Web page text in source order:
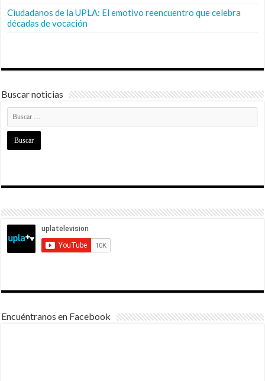
Ciudadanos de la UPLA: El emotivo reencuentro que celebra
décadas de vocación
Buscar noticias
Encuéntranos en Facebook